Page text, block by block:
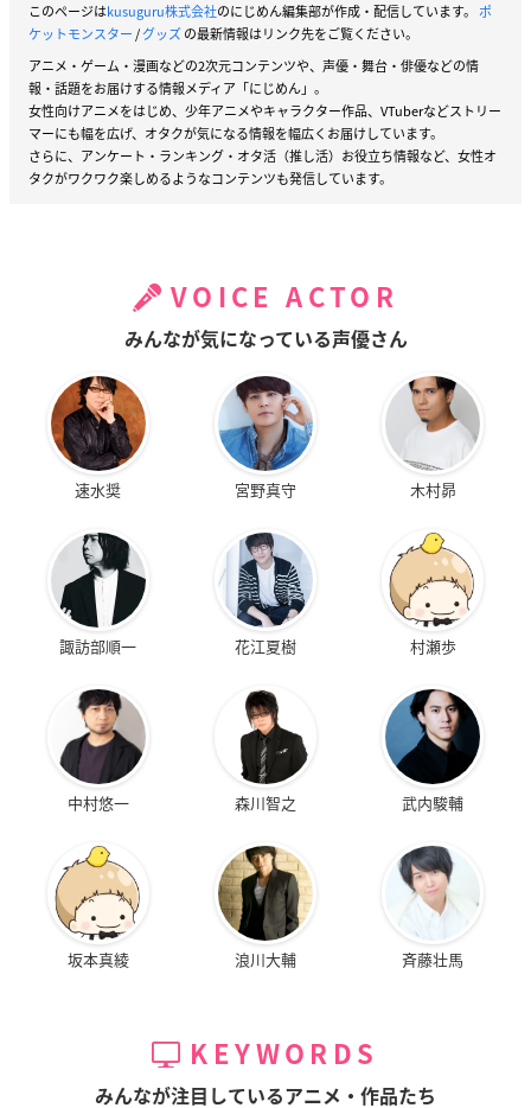
このページはkusuguru株式会社のにじめん編集部が作成・配信しています。 ポ
ケットモンスター/グッズの最新情報はリンク先をご覧ください。
アニメ・ゲーム・漫画などの2次元コンテンツや、声優・舞台・俳優などの情
報・話題をお届けする情報メディア「にじめん」。
女性向けアニメをはじめ、少年アニメやキャラクター作品、VTuberなどストリー
マーにも幅を広げ、オタクが気になる情報を幅広くお届けしています。
さらに、アンケート・ランキング・オタ活（推し活）お役立ち情報など、女性オ
タクがワクワク楽しめるようなコンテンツも発信しています。
VOICE ACTOR
みんなが気になっている声優さん
速水奨 宮野真守 木村昴
諏訪部順一 花江夏樹 村瀬歩
中村悠一 森川智之 武内駿輔
坂本真綾 浪川大輔 斉藤壮馬
KEYWORDS
みんなが注目しているアニメ・作品たち